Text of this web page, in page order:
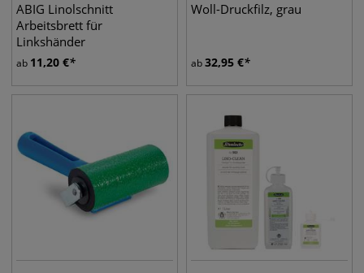
ABIG Linolschnitt
Arbeitsbrett für
Linkshänder
ab 11,20 €
Woll-Druckfilz, grau
ab32,95 €